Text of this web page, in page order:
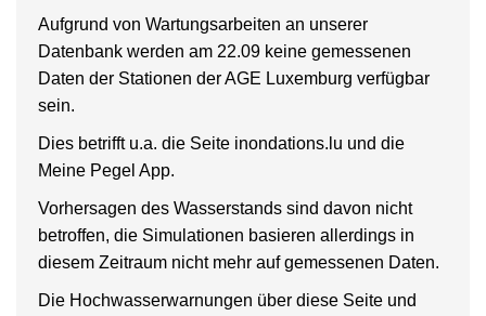
Aufgrund von Wartungsarbeiten an unserer
Datenbank werden am 22.09 keine gemessenen
Daten der Stationen der AGE Luxemburg verfügbar
sein.
Dies betrifft u.a. die Seite inondations.lu und die
Meine Pegel App.
Vorhersagen des Wasserstands sind davon nicht
betroffen, die Simulationen basieren allerdings in
diesem Zeitraum nicht mehr auf gemessenen Daten.
Die Hochwasserwarnungen über diese Seite und